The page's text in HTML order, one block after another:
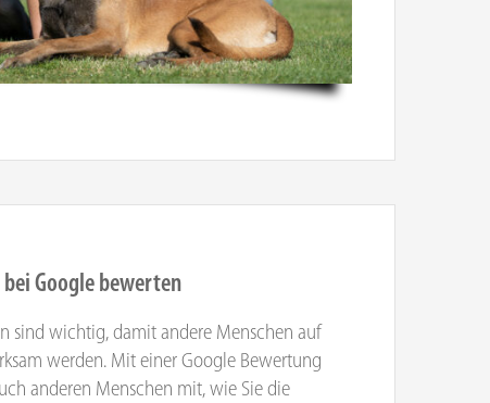
Google bewerten
sind wichtig, damit andere Menschen auf
werden. Mit einer Google Bewertung
anderen Menschen mit, wie Sie die